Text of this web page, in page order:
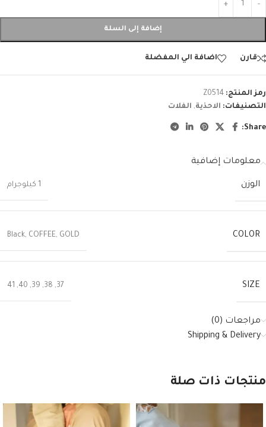
إضافة إلى السلة
قارن اضافة الي المفضلة
رمز المنتج: Z0514
التصنيفات: الاحذية, الفلات
Share:
معلومات إضافية
الوزن 1 كيلوجرام
COLOR
Black, COFFEE, GOLD
SIZE
37
,
38
,
39
,
40
,
41
مراجعات (0)
Shipping & Delivery
منتجات ذات صلة